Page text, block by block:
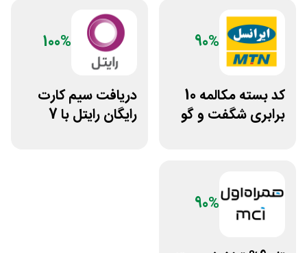
90%
کد بسته مکالمه 10
برابری شگفت و گو
100%
دریافت سیم کارت
رایگان رایتل با 7
90%